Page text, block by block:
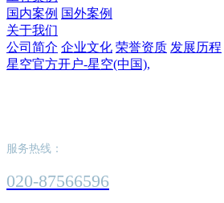
国内案例 国外案例
关于我们
公司简介 企业文化 荣誉资质 发展历程
星空官方开户-星空(中国),
服务热线：
020-87566596